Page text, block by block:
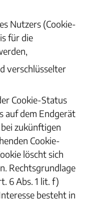
Nutzers (Cookie-
für die
verschlüsselter
Cookie-Status
auf dem Endgerät
zukünftigen
Cookie-
löscht sich
Rechtsgrundlage
6 Abs. 1 lit. f)
besteht in